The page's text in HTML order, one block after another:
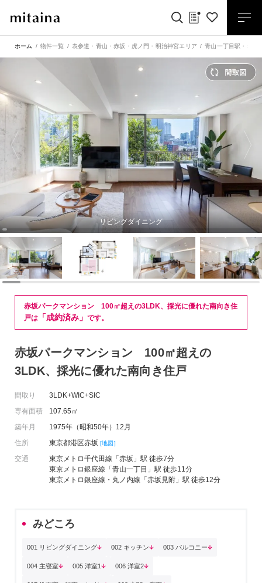
ホーム 物件一覧 表参道・青山・赤坂・虎ノ門・明治神宮エリア 青山一丁目駅 ・ 赤坂
リビングダイニング
赤坂パークマンション 100㎡超えの3LDK、採光に優れた南向き住
戸は 「成約済み」 です。
赤坂パークマンション 100㎡超えの
3LDK、採光に優れた南向き住戸
間取り
3LDK+WIC+SIC
専有面積
107.65㎡
築年月
1975年（昭和50年）12月
住所
東京都港区赤坂 [地図]
交通
東京メトロ千代田線「赤坂」駅 徒歩7分
東京メトロ銀座線「青山一丁目」駅 徒歩11分
東京メトロ銀座線・丸ノ内線「赤坂見附」駅 徒歩12分
みどころ
001 リビングダイニング 002 キッチン 003 バルコニー
004 主寝室 005 洋室1 006 洋室2